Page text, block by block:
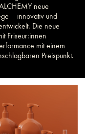
neue
– innovativ und
Die neue
Friseur:innen
mit einem
Preispunkt.